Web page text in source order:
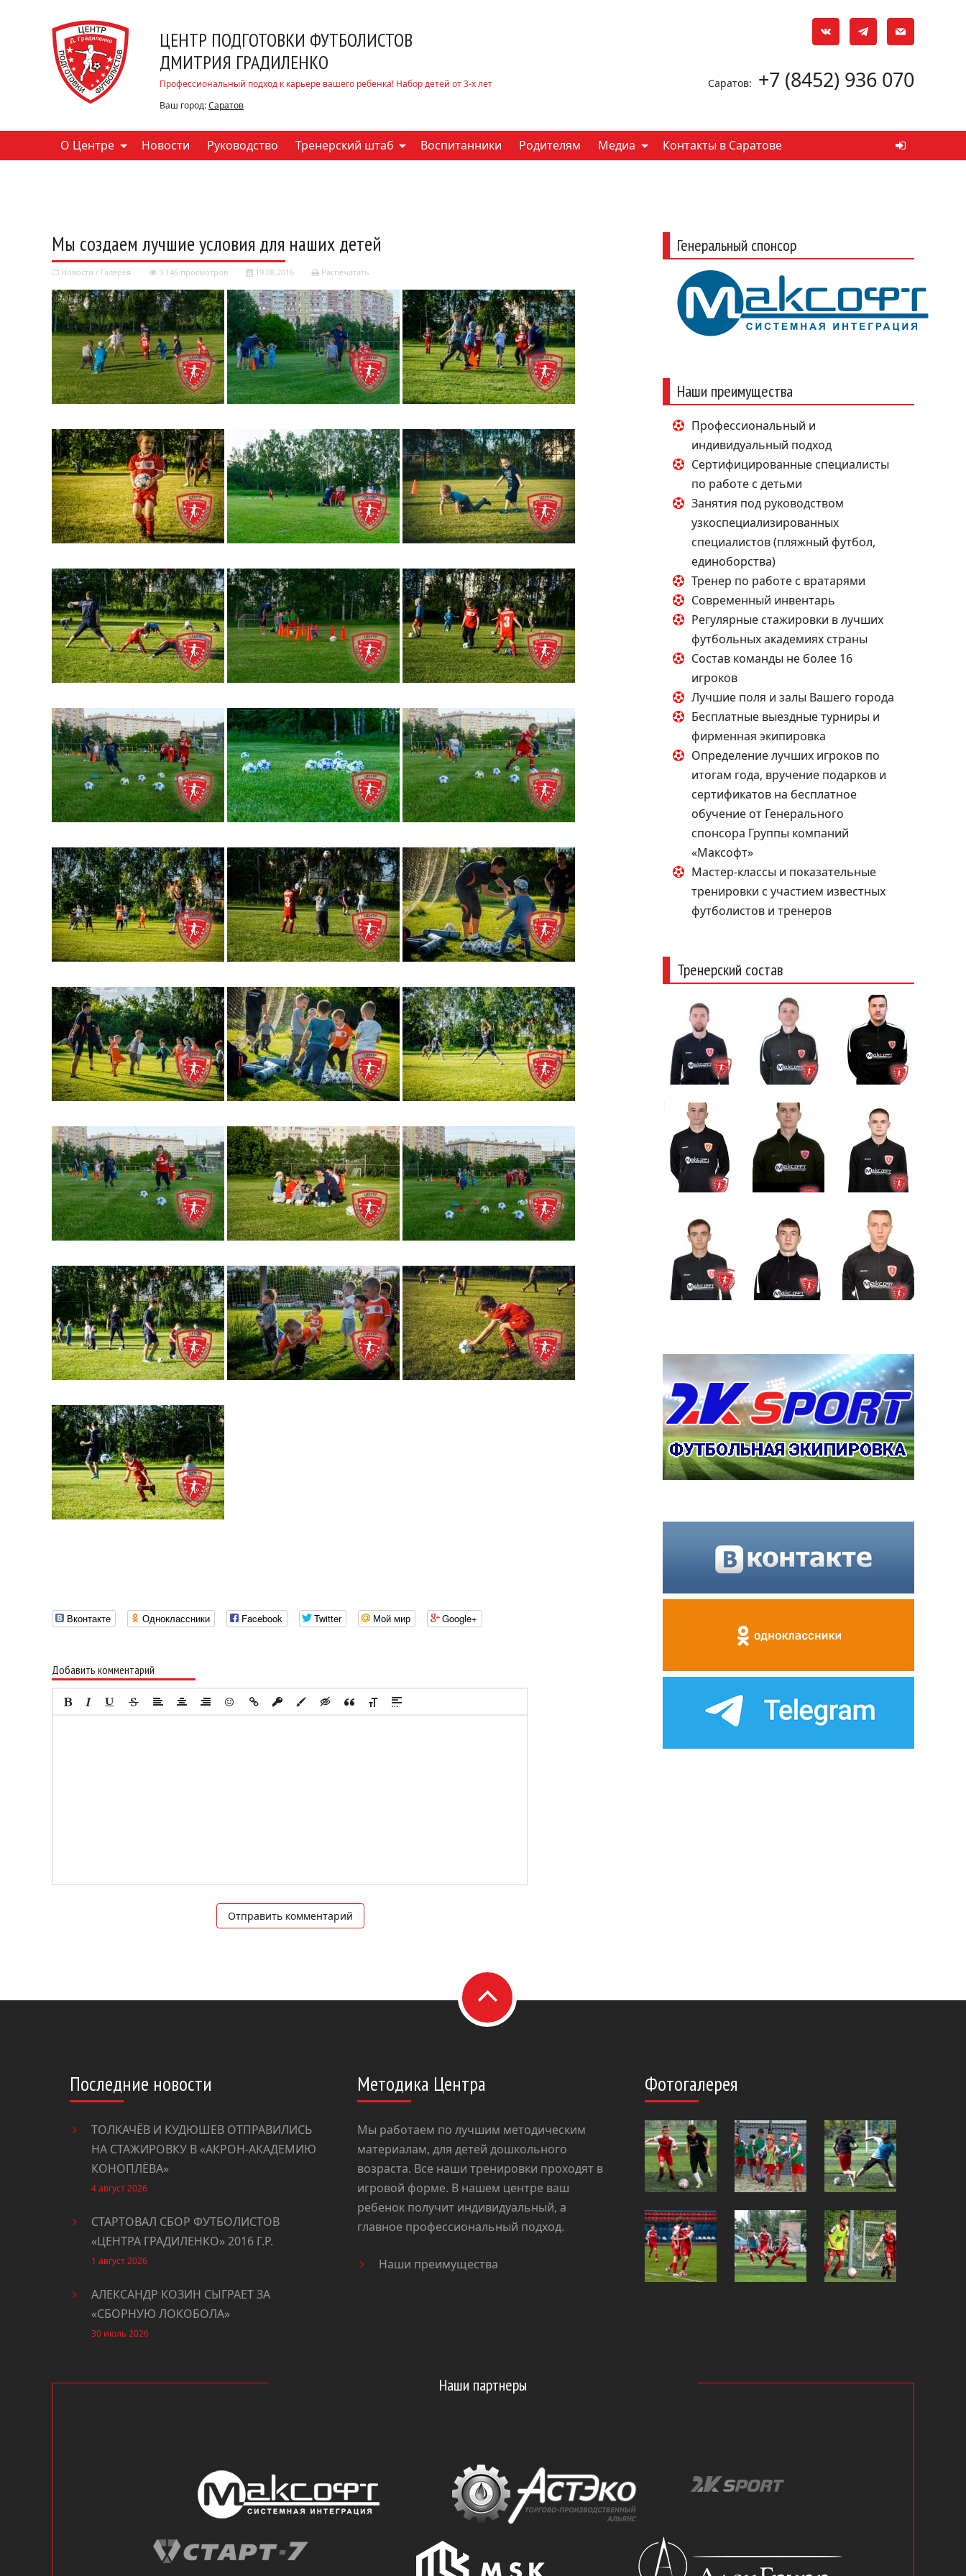
ЦЕНТР ПОДГОТОВКИ ФУТБОЛИСТОВ
ДМИТРИЯ ГРАДИЛЕНКО
Профессиональный подход к карьере вашего ребенка! Набор детей от 3-х лет
Ваш город:Саратов
Саратов: +7 (8452) 936 070
О Центре Новости Руководство Тренерский штаб Воспитанники Родителям Медиа Контакты в Саратове
Мы создаем лучшие условия для наших детей
Новости / Галерея 3 146 просмотров 19.08.2016 Распечатать
Вконтакте Одноклассники Facebook Twitter Мой мир Google+
Добавить комментарий
Отправить комментарий
Генеральный спонсор
Наши преимущества
Профессиональный и
индивидуальный подход
Сертифицированные специалисты
по работе с детьми
Занятия под руководством
узкоспециализированных
специалистов (пляжный футбол,
единоборства)
Тренер по работе с вратарями
Современный инвентарь
Регулярные стажировки в лучших
футбольных академиях страны
Состав команды не более 16
игроков
Лучшие поля и залы Вашего города
Бесплатные выездные турниры и
фирменная экипировка
Определение лучших игроков по
итогам года, вручение подарков и
сертификатов на бесплатное
обучение от Генерального
спонсора Группы компаний
«Максофт»
Мастер-классы и показательные
тренировки с участием известных
футболистов и тренеров
Тренерский состав
Последние новости
ТОЛКАЧЁВ И КУДЮШЕВ ОТПРАВИЛИСЬ
НА СТАЖИРОВКУ В «АКРОН-АКАДЕМИЮ
КОНОПЛËВА»
4 август 2026
СТАРТОВАЛ СБОР ФУТБОЛИСТОВ
«ЦЕНТРА ГРАДИЛЕНКО» 2016 Г.Р.
1 август 2026
АЛЕКСАНДР КОЗИН СЫГРАЕТ ЗА
«СБОРНУЮ ЛОКОБОЛА»
30 июль 2026
Методика Центра
Мы работаем по лучшим методическим
материалам, для детей дошкольного
возраста. Все наши тренировки проходят в
игровой форме. В нашем центре ваш
ребенок получит индивидуальный, а
главное профессиональный подход.
Наши преимущества
Фотогалерея
Наши партнеры